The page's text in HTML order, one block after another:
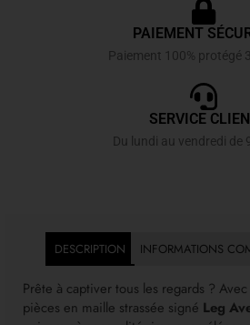
PAIEMENT
Paiement 100% protégé
SERVICE
Du lundi au vendredi de
DESCRIPTION INFORMATIONS
Prête à captiver tous les regards ?
pièces en maille strassée signé Leg